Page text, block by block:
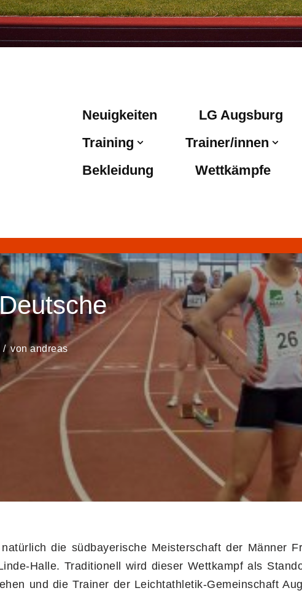
Neuigkeiten LG Augsburg
Training
Trainer/innen
Bekleidung
Wettkämpfe
vonandreas
die südbayerische Meisterschaft der Männer
Halle. Traditionell wird dieser Wettkampf als
und die Trainer der Leichtathletik-Gemeinschaft